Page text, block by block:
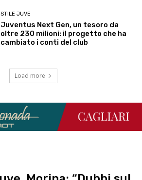
STILE JUVE
Juventus Next Gen, un tesoro da
oltre 230 milioni: il progetto che ha
cambiato i conti del club
Load more